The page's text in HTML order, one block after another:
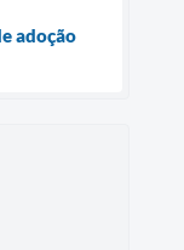
adoção